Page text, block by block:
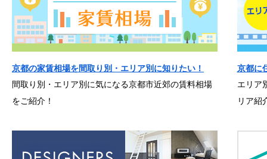
京都の家賃相場を間取り別・エリア別に知りたい！
間取り別・エリア別に気になる京都市近郊の賃料相場
をご紹介！
京都に
エリア
リア紹